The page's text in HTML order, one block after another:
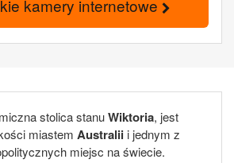
kamery internetowe
stolica stanuWiktoria, jest
miastem Australii i jednym z
miejsc na świecie.